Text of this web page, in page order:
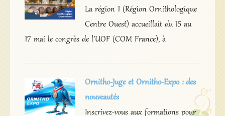
La région 1 (Région Ornithologique
Centre Ouest) accueillait du 15 au
17 mai le congrès de l’UOF (COM France), à
Ornitho-Juge et Ornitho-Expo : des
nouveautés
Inscrivez-vous aux formations pour